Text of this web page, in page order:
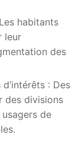
habitants
leur
des
: Des
des divisions
de